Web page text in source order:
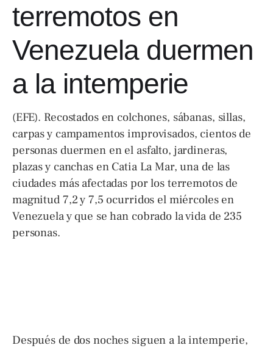
terremotos en
Venezuela duermen
a la intemperie
(EFE). Recostados en colchones, sábanas, sillas,
carpas y campamentos improvisados, cientos de
personas duermen en el asfalto, jardineras,
plazas y canchas en Catia La Mar, una de las
ciudades más afectadas por los terremotos de
magnitud 7,2 y 7,5 ocurridos el miércoles en
Venezuela y que se han cobrado la vida de 235
personas.
Después de dos noches siguen a la intemperie,